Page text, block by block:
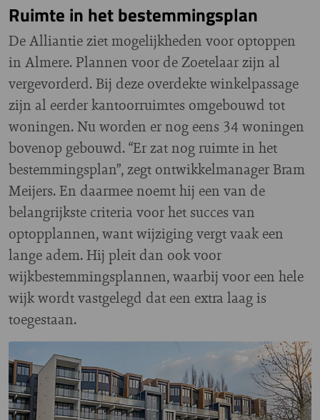
Ruimte in het bestemmingsplan
De Alliantie ziet mogelijkheden voor optoppen
in Almere. Plannen voor de Zoetelaar zijn al
vergevorderd. Bij deze overdekte winkelpassage
zijn al eerder kantoorruimtes omgebouwd tot
woningen. Nu worden er nog eens 34 woningen
bovenop gebouwd. “Er zat nog ruimte in het
bestemmingsplan”, zegt ontwikkelmanager Bram
Meijers. En daarmee noemt hij een van de
belangrijkste criteria voor het succes van
optopplannen, want wijziging vergt vaak een
lange adem. Hij pleit dan ook voor
wijkbestemmingsplannen, waarbij voor een hele
wijk wordt vastgelegd dat een extra laag is
toegestaan.